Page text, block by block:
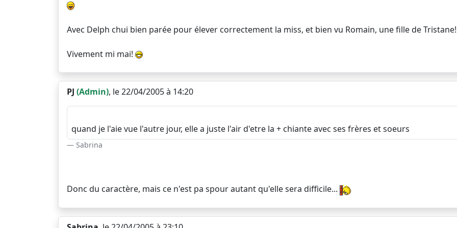
Avec Delph chui bien parée pour élever correctement la miss, et bien vu Romain, une fille de
Vivement mi mai!
PJ (Admin), le 22/04/2005 à 14:20
quand je l'aie vue l'autre jour, elle a juste l'air d'etre la + chiante avec ses frères et soeurs
Sabrina
Donc du caractère, mais ce n'est pa spour autant qu'elle sera difficile...